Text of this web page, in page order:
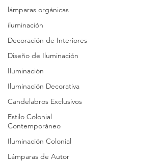
lámparas orgánicas
iluminación
Decoración de Interiores
Diseño de Iluminación
Iluminación
Iluminación Decorativa
Candelabros Exclusivos
Estilo Colonial
Contemporáneo
Iluminación Colonial
Lámparas de Autor